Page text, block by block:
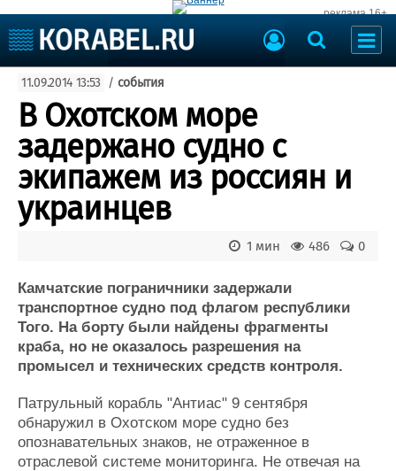
реклама 16+
Судоходство
Судоремонт
События
Порты
Рыболовство
ВМФ
Яхты и катера
Еще
Пульс
Новости
Компании
Репутация
Работа
Журнал
Реклама
Доска объявлений
Продажа флота
Оборудование
Изделия
Материалы
11.09.2014 13:53 / события
В Охотском море
задержано судно с
экипажем из россиян и
украинцев
0
486
1 мин
Камчатские пограничники задержали
транспортное судно под флагом республики
Того. На борту были найдены фрагменты
краба, но не оказалось разрешения на
промысел и технических средств контроля.
Патрульный корабль "Антиас" 9 сентября
обнаружил в Охотском море судно без
опознавательных знаков, не отраженное в
отраслевой системе мониторинга. Не отвечая на